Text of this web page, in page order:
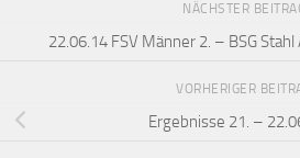
NÄCHSTER
22.06.14 FSV Männer 2. – BSG
VORHERIGER
Ergebnisse 21. –